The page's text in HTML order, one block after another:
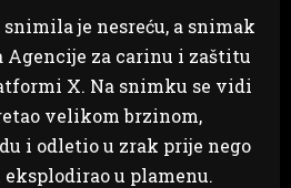
je nesreću, a snimak
Agencije za carinu i zaštitu
X. Na snimku se vidi
velikom brzinom,
i odletio u zrak prije nego
u plamenu.